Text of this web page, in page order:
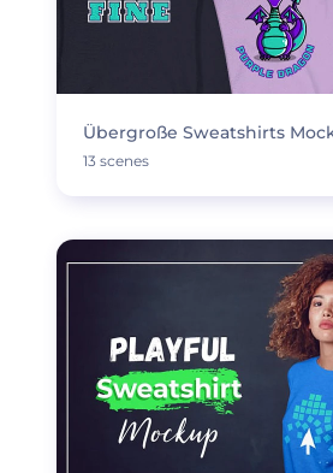
Übergroße Sweatshirts
13 scenes